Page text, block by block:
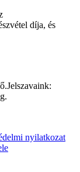
díja, és
nyilatkozat